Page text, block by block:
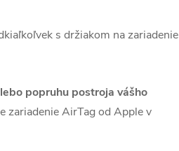
s držiakom na zariadenie
popruhu postroja vášho
zariadenie AirTag od Apple v